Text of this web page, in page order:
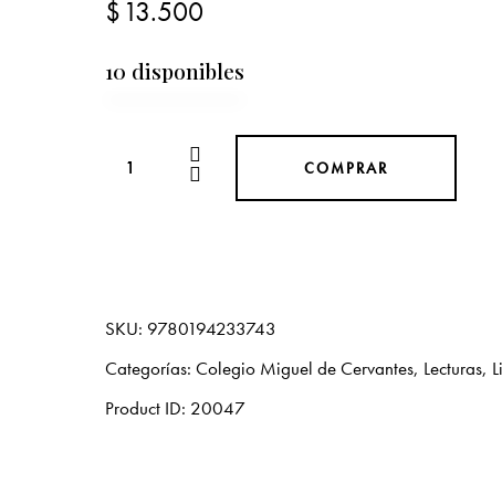
$ 13.500
10 disponibles
COMPRAR
SKU: 9780194233743
Categorías:Colegio Miguel de Cervantes, Lecturas,
Product ID: 20047